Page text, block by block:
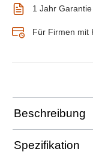
1 Jahr Garantie
Für Firmen mit
Beschreibung
Spezifikation